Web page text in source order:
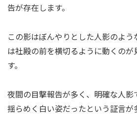
告が存在します。
この影はぼんやりとした人影のよ
は社殿の前を横切るように動くのが
す。
夜間の目撃報告が多く、明確な人
揺らめく白い姿だったという証言が